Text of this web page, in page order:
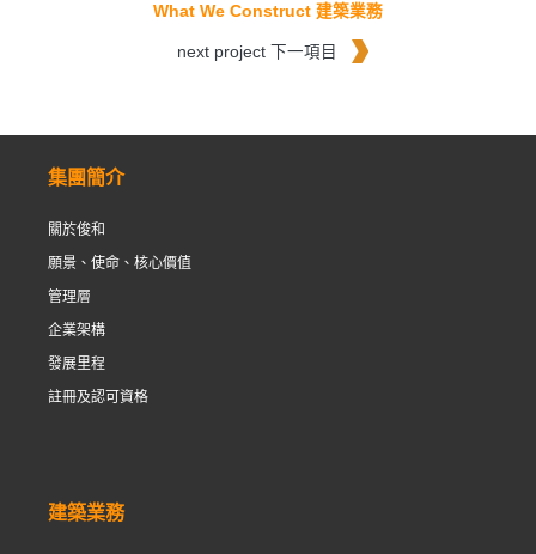
What We Construct 建築業務
next project 下一項目
集團簡介
關於俊和
願景、使命、核心價值
管理層
企業架構
發展里程
註冊及認可資格
建築業務